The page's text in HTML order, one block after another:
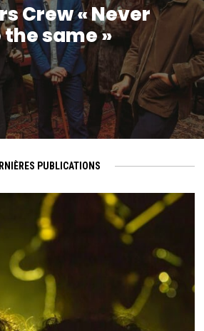
Crew « Never
the same »
PUBLICATIONS